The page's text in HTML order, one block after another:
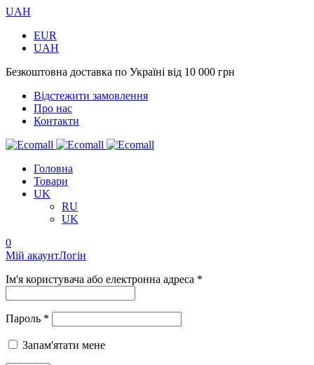
UAH
EUR
UAH
Безкоштовна доставка по Україні від 10 000 грн
Відстежити замовлення
Про нас
Контакти
Головна
Товари
UK
RU
UK
0
Мій акаунтЛогін
Ім'я користувача або електронна адреса *
Пароль *
Запам'ятати мене